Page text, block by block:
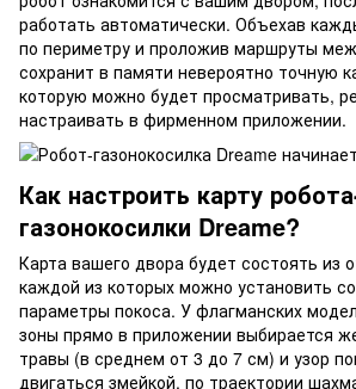
работать автоматически. Объехав
по периметру и проложив маршруты
сохранит в памяти невероятно точную
которую можно будет просматривать,
настраивать в фирменном приложении.
Как настроить карту
газонокосилки Dreame?
Карта вашего двора будет состоять из
каждой из которых можно установить
параметры покоса. У флагманских
зоны прямо в приложении выбирается
травы (в среднем от 3 до 7 см) и узор
двигаться змейкой, по траектории